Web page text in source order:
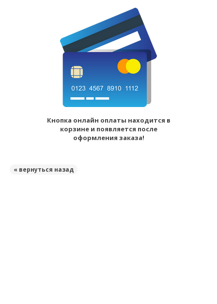
Кнопка онлайн оплаты находится в
корзине и появляется после
оформления заказа!
« вернуться назад